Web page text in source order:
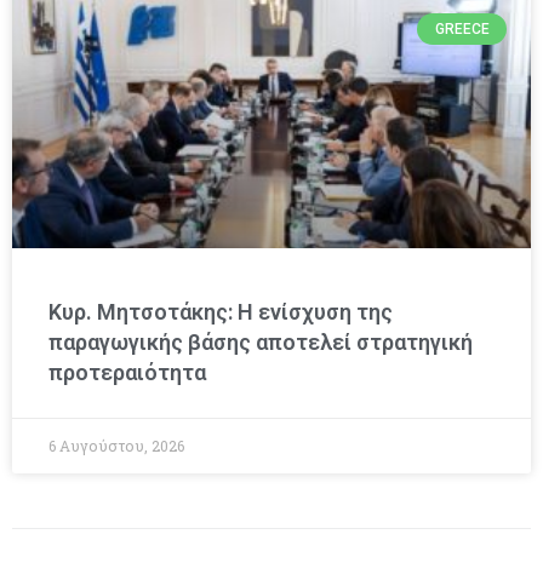
GREECE
Κυρ. Μητσοτάκης: Η ενίσχυση της
παραγωγικής βάσης αποτελεί στρατηγική
προτεραιότητα
6 Αυγούστου, 2026